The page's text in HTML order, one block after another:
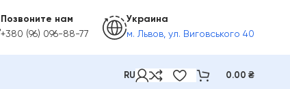
Позвоните нам
+380 (96) 096-88-77
Украина
м. Львов, ул. Виговського 40
RU 0.00 ₴